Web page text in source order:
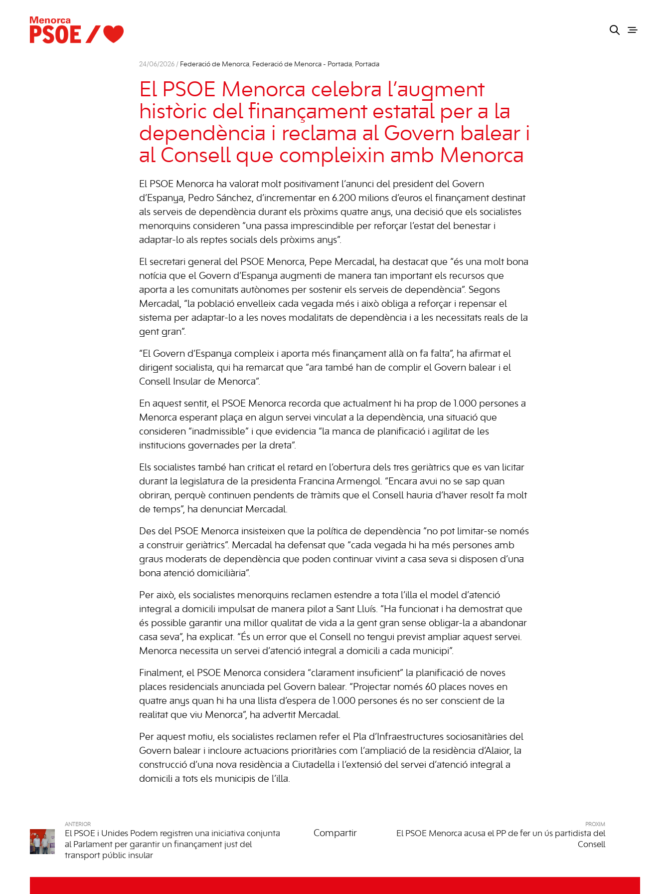
24/06/2026 / Federació de Menorca, Federació de Menorca - Portada, Portada
El PSOE Menorca celebra l’augment
històric del finançament estatal per a la
dependència i reclama al Govern balear i
al Consell que compleixin amb Menorca
El PSOE Menorca ha valorat molt positivament l’anunci del president del Govern
d’Espanya, Pedro Sánchez, d’incrementar en 6.200 milions d’euros el finançament destinat
als serveis de dependència durant els pròxims quatre anys, una decisió que els socialistes
menorquins consideren “una passa imprescindible per reforçar l’estat del benestar i
adaptar-lo als reptes socials dels pròxims anys”.
El secretari general del PSOE Menorca, Pepe Mercadal, ha destacat que “és una molt bona
notícia que el Govern d’Espanya augmenti de manera tan important els recursos que
aporta a les comunitats autònomes per sostenir els serveis de dependència”. Segons
Mercadal, “la població envelleix cada vegada més i això obliga a reforçar i repensar el
sistema per adaptar-lo a les noves modalitats de dependència i a les necessitats reals de la
gent gran”.
“El Govern d’Espanya compleix i aporta més finançament allà on fa falta”, ha afirmat el
dirigent socialista, qui ha remarcat que “ara també han de complir el Govern balear i el
Consell Insular de Menorca”.
En aquest sentit, el PSOE Menorca recorda que actualment hi ha prop de 1.000 persones a
Menorca esperant plaça en algun servei vinculat a la dependència, una situació que
consideren “inadmissible” i que evidencia “la manca de planificació i agilitat de les
institucions governades per la dreta”.
Els socialistes també han criticat el retard en l’obertura dels tres geriàtrics que es van licitar
durant la legislatura de la presidenta Francina Armengol. “Encara avui no se sap quan
obriran, perquè continuen pendents de tràmits que el Consell hauria d’haver resolt fa molt
de temps”, ha denunciat Mercadal.
Des del PSOE Menorca insisteixen que la política de dependència “no pot limitar-se només
a construir geriàtrics”. Mercadal ha defensat que “cada vegada hi ha més persones amb
graus moderats de dependència que poden continuar vivint a casa seva si disposen d’una
bona atenció domiciliària”.
Per això, els socialistes menorquins reclamen estendre a tota l’illa el model d’atenció
integral a domicili impulsat de manera pilot a Sant Lluís. “Ha funcionat i ha demostrat que
és possible garantir una millor qualitat de vida a la gent gran sense obligar-la a abandonar
casa seva”, ha explicat. “És un error que el Consell no tengui previst ampliar aquest servei.
Menorca necessita un servei d’atenció integral a domicili a cada municipi”.
Finalment, el PSOE Menorca considera “clarament insuficient” la planificació de noves
places residencials anunciada pel Govern balear. “Projectar només 60 places noves en
quatre anys quan hi ha una llista d’espera de 1.000 persones és no ser conscient de la
realitat que viu Menorca”, ha advertit Mercadal.
Per aquest motiu, els socialistes reclamen refer el Pla d’Infraestructures sociosanitàries del
Govern balear i incloure actuacions prioritàries com l’ampliació de la residència d’Alaior, la
construcció d’una nova residència a Ciutadella i l’extensió del servei d’atenció integral a
domicili a tots els municipis de l’illa.
ANTERIOR
El PSOE i Unides Podem registren una iniciativa conjunta
al Parlament per garantir un finançament just del
transport públic insular
Compartir
PRÒXIM
El PSOE Menorca acusa el PP de fer un ús partidista del
Consell